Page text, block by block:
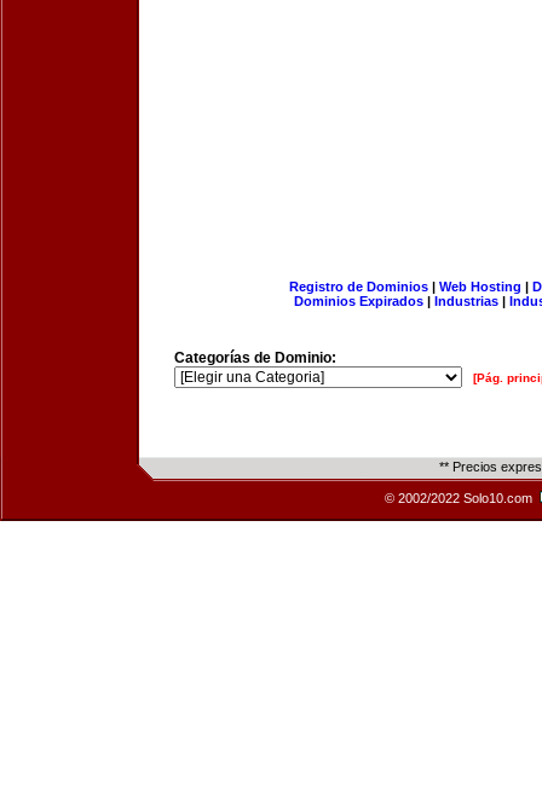
Registro de Dominios| Web Hosting |
Dominios Expirados | Industrias |
Categorías de Dominio:
[Pág.
** Precios
© 2002/2022 Solo10.com